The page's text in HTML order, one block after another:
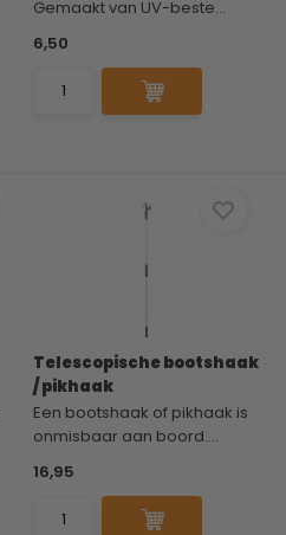
Gemaakt van UV-beste...
6,50
Telescopische bootshaak
/ pikhaak
Een bootshaak of pikhaak is
onmisbaar aan boord....
16,95